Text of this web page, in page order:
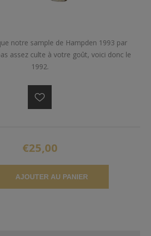
notre sample de Hampden 1993 par
assez culte à votre goût, voici donc le
1992.
€25,00
AJOUTER AU PANIER